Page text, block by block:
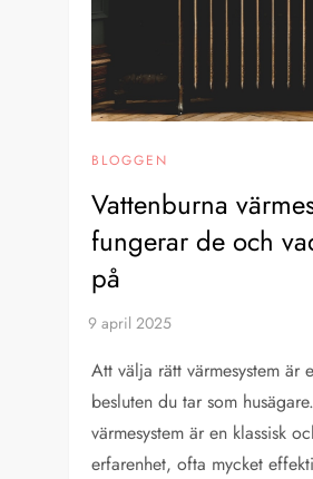
BLOGGEN
Vattenburna
fungerar de och
på
Att välja rätt värmesystem är
besluten du tar som
värmesystem är en klassisk
erfarenhet, ofta mycket